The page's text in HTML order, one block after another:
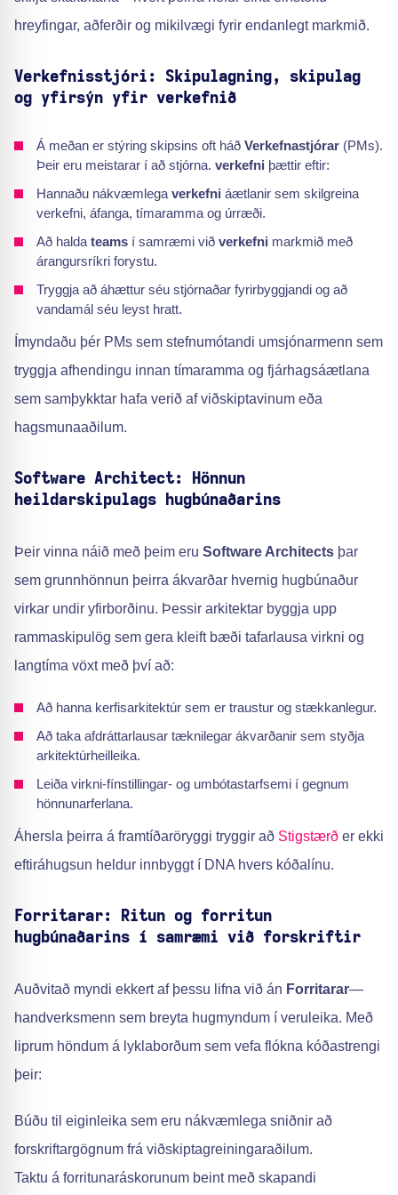
hreyfingar, aðferðir og mikilvægi fyrir endanlegt markmið.
Verkefnisstjóri: Skipulagning, skipulag
og yfirsýn yfir verkefnið
Á meðan er stýring skipsins oft háð Verkefnastjórar (PMs).
Þeir eru meistarar í að stjórna. verkefni þættir eftir:
Hannaðu nákvæmlega verkefni áætlanir sem skilgreina
verkefni, áfanga, tímaramma og úrræði.
Að halda teams í samræmi við verkefni markmið með
árangursríkri forystu.
Tryggja að áhættur séu stjórnaðar fyrirbyggjandi og að
vandamál séu leyst hratt.
Ímyndaðu þér PMs sem stefnumótandi umsjónarmenn sem
tryggja afhendingu innan tímaramma og fjárhagsáætlana
sem samþykktar hafa verið af viðskiptavinum eða
hagsmunaaðilum.
Software Architect: Hönnun
heildarskipulags hugbúnaðarins
Þeir vinna náið með þeim eru Software Architects þar
sem grunnhönnun þeirra ákvarðar hvernig hugbúnaður
virkar undir yfirborðinu. Þessir arkitektar byggja upp
rammaskipulög sem gera kleift bæði tafarlausa virkni og
langtíma vöxt með því að:
Að hanna kerfisarkitektúr sem er traustur og stækkanlegur.
Að taka afdráttarlausar tæknilegar ákvarðanir sem styðja
arkitektúrheilleika.
Leiða virkni-fínstillingar- og umbótastarfsemi í gegnum
hönnunarferlana.
Áhersla þeirra á framtíðaröryggi tryggir að Stigstærð er ekki
eftiráhugsun heldur innbyggt í DNA hvers kóðalínu.
Forritarar: Ritun og forritun
hugbúnaðarins í samræmi við forskriftir
Auðvitað myndi ekkert af þessu lifna við án Forritarar—
handverksmenn sem breyta hugmyndum í veruleika. Með
liprum höndum á lyklaborðum sem vefa flókna kóðastrengi
þeir:
Búðu til eiginleika sem eru nákvæmlega sniðnir að
forskriftargögnum frá viðskiptagreiningaraðilum.
Taktu á forritunaráskorunum beint með skapandi